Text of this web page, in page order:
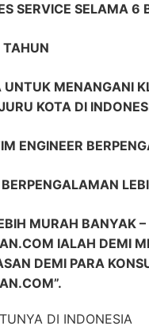
SERVICE SELAMA 6
TAHUN
UNTUK MENANGANI
KOTA DI
ENGINEER
MURAH BANYAK –
IALAH DEMI
DEMI PARA
DI INDONESIA